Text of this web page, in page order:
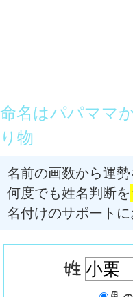
命名はパパママ
り物
名前の画数から運勢
何度でも姓名判断を
名付けのサポートに